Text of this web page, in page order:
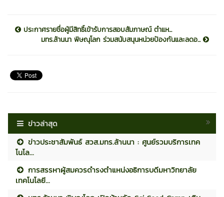
ประกาศรายชื่อผู้มีสิทธิ์เข้ารับการสอบสัมภาษณ์ ตำแห...
มทร.ล้านนา พิษณุโลก ร่วมสนับสนุนหน่วยป้องกันและลดอ...
ข่าวล่าสุด
ข่าวประชาสัมพันธ์ สวส.มทร.ล้านนา : ศูนย์รวมบริการเทค
โนโล...
การสรรหาผู้สมควรดำรงตำแหน่งอธิการบดีมหาวิทยาลัย
เทคโนโลยี...